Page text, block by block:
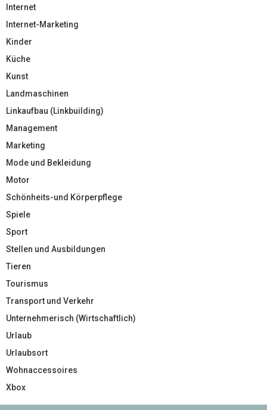
Internet
Internet-Marketing
Kinder
Küche
Kunst
Landmaschinen
Linkaufbau (Linkbuilding)
Management
Marketing
Mode und Bekleidung
Motor
Schönheits-und Körperpflege
Spiele
Sport
Stellen und Ausbildungen
Tieren
Tourismus
Transport und Verkehr
Unternehmerisch (Wirtschaftlich)
Urlaub
Urlaubsort
Wohnaccessoires
Xbox